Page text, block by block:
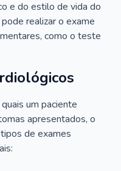
e do estilo de vida do
realizar o exame
como o teste
um paciente
apresentados, o
de exames